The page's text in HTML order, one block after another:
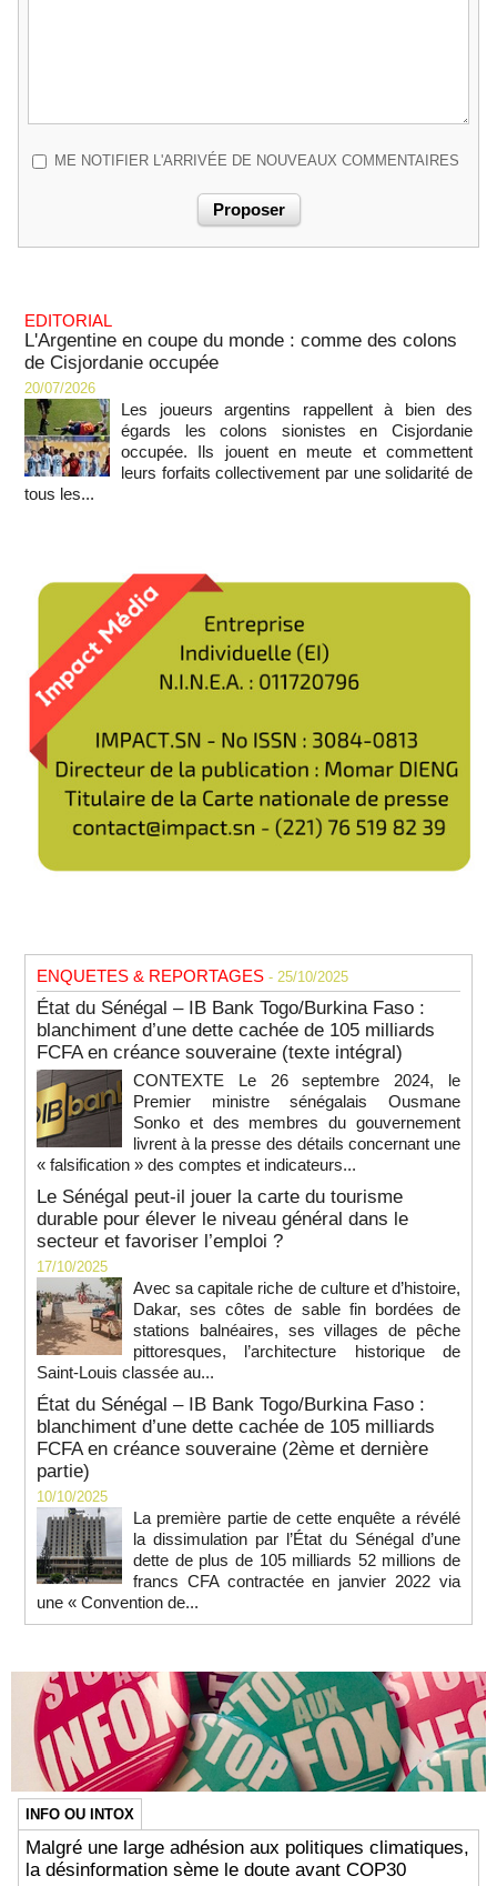
ME NOTIFIER L'ARRIVÉE DE NOUVEAUX COMMENTAIRES
EDITORIAL
L'Argentine en coupe du monde : comme des colons
de Cisjordanie occupée
20/07/2026
Les joueurs argentins rappellent à bien des
égards les colons sionistes en Cisjordanie
occupée. Ils jouent en meute et commettent
leurs forfaits collectivement par une solidarité de
tous les...
ENQUETES & REPORTAGES - 25/10/2025
État du Sénégal – IB Bank Togo/Burkina Faso :
blanchiment d’une dette cachée de 105 milliards
FCFA en créance souveraine (texte intégral)
CONTEXTE Le 26 septembre 2024, le
Premier ministre sénégalais Ousmane
Sonko et des membres du gouvernement
livrent à la presse des détails concernant une
« falsification » des comptes et indicateurs...
Le Sénégal peut-il jouer la carte du tourisme
durable pour élever le niveau général dans le
secteur et favoriser l’emploi ?
17/10/2025
Avec sa capitale riche de culture et d’histoire,
Dakar, ses côtes de sable fin bordées de
stations balnéaires, ses villages de pêche
pittoresques, l’architecture historique de
Saint-Louis classée au...
État du Sénégal – IB Bank Togo/Burkina Faso :
blanchiment d’une dette cachée de 105 milliards
FCFA en créance souveraine (2ème et dernière
partie)
10/10/2025
La première partie de cette enquête a révélé
la dissimulation par l’État du Sénégal d’une
dette de plus de 105 milliards 52 millions de
francs CFA contractée en janvier 2022 via
une « Convention de...
INFO OU INTOX
Malgré une large adhésion aux politiques climatiques,
la désinformation sème le doute avant COP30